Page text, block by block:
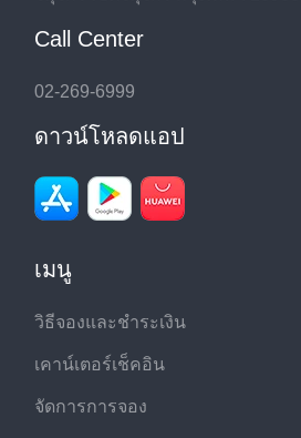
Call Center
02-269-6999
ดาวน์โหลดแอป
เมนู
วิธีจองและชำระเงิน
เคาน์เตอร์เช็คอิน
จัดการการจอง